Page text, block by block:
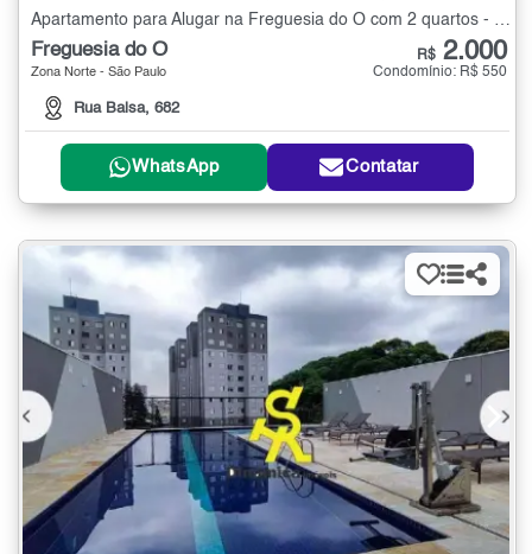
Apartamento para Alugar na Freguesia do Ó com 2 quartos - 48 m²
Freguesia do Ó
Zona Norte - São Paulo
Rua Balsa, 682
R$ 2.000
Condomínio: R$ 550
WhatsApp Contatar